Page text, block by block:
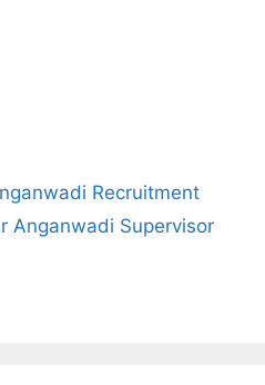
Recruitment
Anganwadi Supervisor